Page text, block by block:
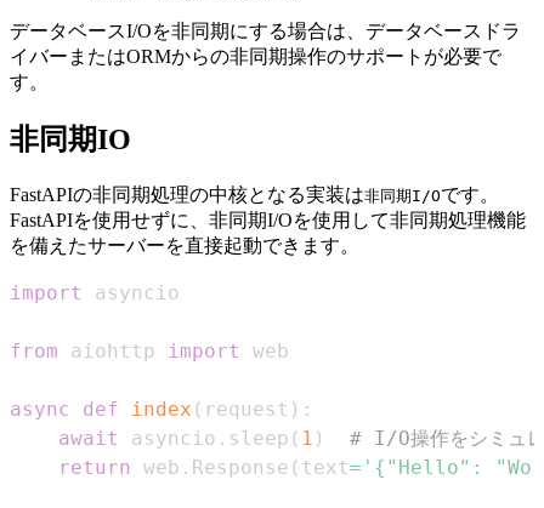
データベースI/Oを非同期にする場合は、データベースドラ
イバーまたはORMからの非同期操作のサポートが必要で
す。
非同期IO
FastAPIの非同期処理の中核となる実装は非同期I/Oです。
FastAPIを使用せずに、非同期I/Oを使用して非同期処理機能
を備えたサーバーを直接起動できます。
import
from aiohttp import
async def index ( request ) :
await
asyncio . sleep ( 1 )
# I/O操作をシミュ
return
web . Response ( text= '{"Hello":